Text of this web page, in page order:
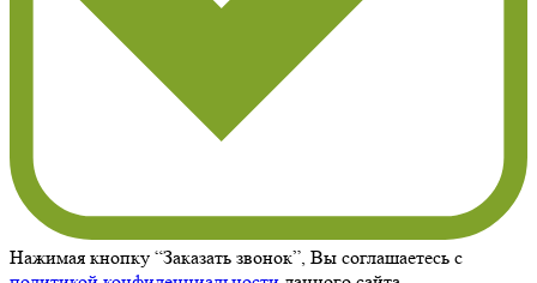
Нажимая кнопку “Заказать звонок”, Вы соглашаетесь с